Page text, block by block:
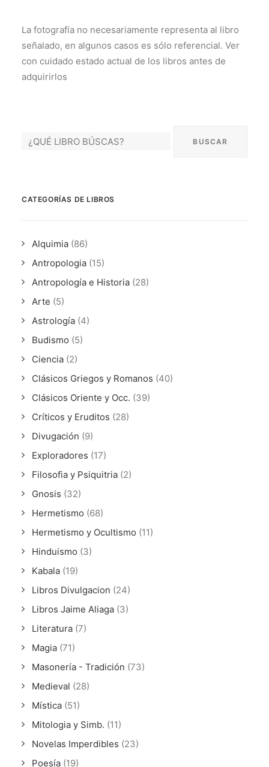
La fotografía no necesariamente representa al libro
señalado, en algunos casos es sólo referencial. Ver
con cuidado estado actual de los libros antes de
adquirirlos
CATEGORÍAS DE LIBROS
Alquimia (86)
Antropologia (15)
Antropología e Historia (28)
Arte (5)
Astrología (4)
Budismo (5)
Ciencia (2)
Clásicos Griegos y Romanos (40)
Clásicos Oriente y Occ. (39)
Críticos y Eruditos (28)
Divugación (9)
Exploradores (17)
Filosofia y Psiquitria (2)
Gnosis (32)
Hermetismo (68)
Hermetismo y Ocultismo (11)
Hinduismo (3)
Kabala (19)
Libros Divulgacion (24)
Libros Jaime Aliaga (3)
Literatura (7)
Magia (71)
Masonería - Tradición (73)
Medieval (28)
Mística (51)
Mitologia y Simb. (11)
Novelas Imperdibles (23)
Poesía (19)